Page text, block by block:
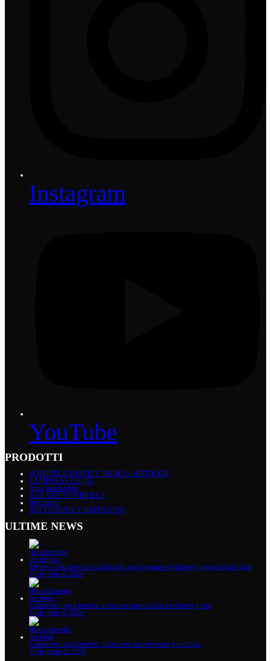
Instagram
YouTube
PRODOTTI
SOPORTE A PARED Y TECHO – HOTDOOR
LAMPARAS DE PIÉ
Aura pared-techo
AURA DE SOMBRILLA
Regulador
ACCESORIOS Y REPUESTOS
ULTIME NEWS
Mejores soluciones de calefacción para terrazas exteriores y mesas al aire libre
20 de julio de 2026
Calefacción para hoteles: soluciones para zonas exteriores y spa
10 de julio de 2026
Calefacción para hoteles: soluciones para terrazas y rooftops
20 de junio de 2026